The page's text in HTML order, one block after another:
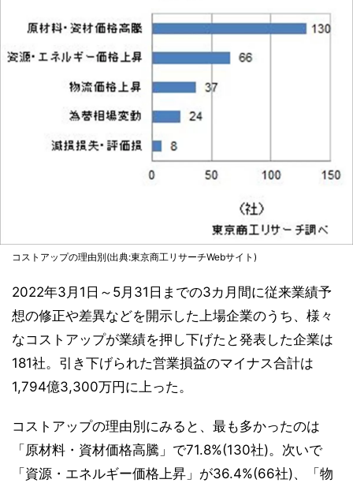
コストアップの理由別(出典:東京商工リサーチWebサイト)
2022年3月1日～5月31日までの3カ月間に従来業績予
想の修正や差異などを開示した上場企業のうち、様々
なコストアップが業績を押し下げたと発表した企業は
181社。引き下げられた営業損益のマイナス合計は
1,794億3,300万円に上った。
コストアップの理由別にみると、最も多かったのは
「原材料・資材価格高騰」で71.8%(130社)。次いで
「資源・エネルギー価格上昇」が36.4%(66社)、「物